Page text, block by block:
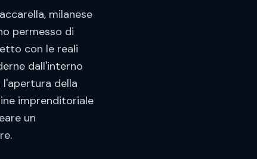
milanese
permesso di
con le reali
dall'interno
della
imprenditoriale
un